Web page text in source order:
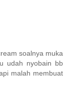
soalnya muka
udah nyobain bb
malah membuat